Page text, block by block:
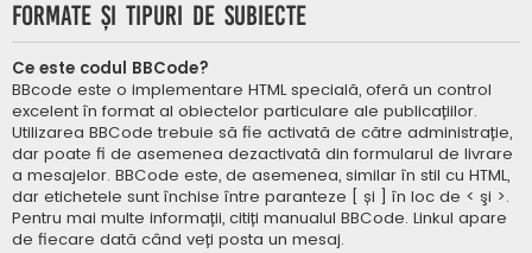
Formate și tipuri de subiecte
Ce este codul BBCode?
BBcode este o implementare HTML specială, oferă un control
excelent în format al obiectelor particulare ale publicațiilor.
Utilizarea BBCode trebuie să fie activată de către administrație,
dar poate fi de asemenea dezactivată din formularul de livrare
a mesajelor. BBCode este, de asemenea, similar în stil cu HTML,
dar etichetele sunt închise între paranteze [ și ] în loc de < şi >.
Pentru mai multe informații, citiți manualul BBCode. Linkul apare
de fiecare dată când veți posta un mesaj.